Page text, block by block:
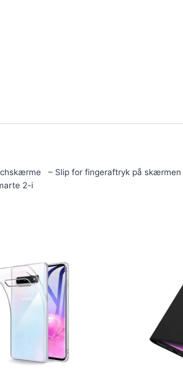
– Slip for fingeraftryk på
2-i